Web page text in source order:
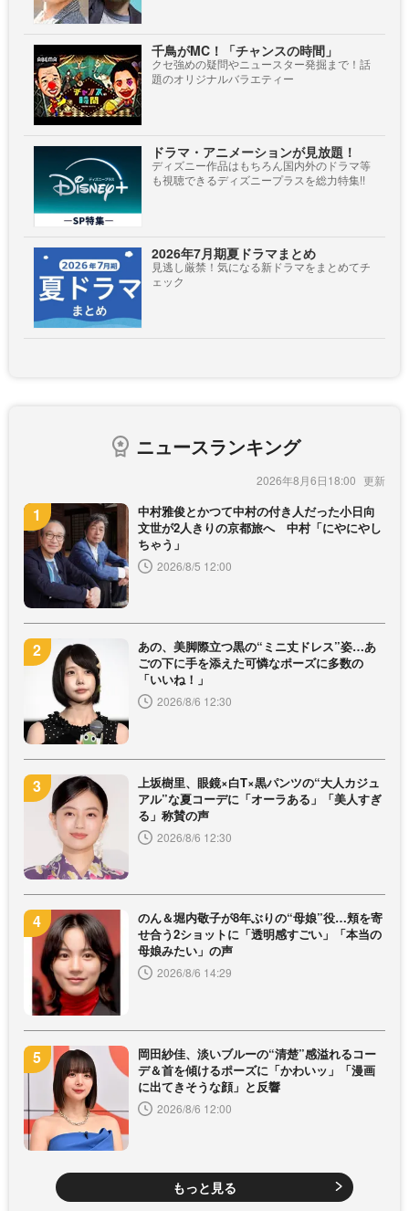
千鳥がMC！「チャンスの時間」
クセ強めの疑問やニュースター発掘まで！話
題のオリジナルバラエティー
ドラマ・アニメーションが見放題！
ディズニー作品はもちろん国内外のドラマ等
も視聴できるディズニープラスを総力特集!!
2026年7月期夏ドラマまとめ
見逃し厳禁！気になる新ドラマをまとめてチ
ェック
ニュースランキング
2026年8月6日18:00
中村雅俊とかつて中村の付き人だった小日向
文世が2人きりの京都旅へ 中村「にやにやし
ちゃう」
2026/8/5 12:00
あの、美脚際立つ黒の“ミニ丈ドレス”姿…あ
ごの下に手を添えた可憐なポーズに多数の
「いいね！」
2026/8/6 12:30
上坂樹里、眼鏡×白T×黒パンツの“大人カジュ
アル”な夏コーデに「オーラある」「美人すぎ
る」称賛の声
2026/8/6 12:30
のん＆堀内敬子が8年ぶりの“母娘”役…頬を寄
せ合う2ショットに「透明感すごい」「本当の
母娘みたい」の声
2026/8/6 14:29
岡田紗佳、淡いブルーの“清楚”感溢れるコー
デ＆首を傾けるポーズに「かわいッ」「漫画
に出てきそうな顔」と反響
2026/8/6 12:00
もっと見る